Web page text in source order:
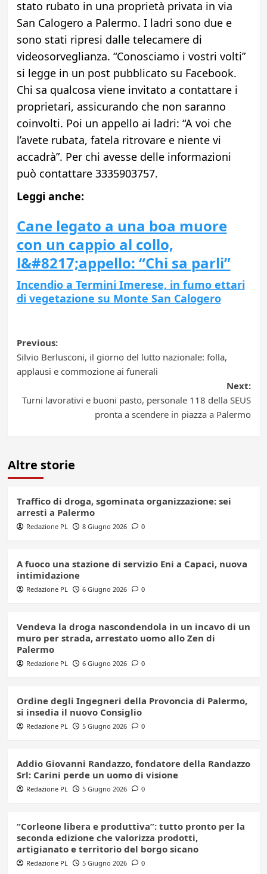
stato rubato in una proprietà privata in via
San Calogero a Palermo. I ladri sono due e
sono stati ripresi dalle telecamere di
videosorveglianza. “Conosciamo i vostri volti”
si legge in un post pubblicato su Facebook.
Chi sa qualcosa viene invitato a contattare i
proprietari, assicurando che non saranno
coinvolti. Poi un appello ai ladri: “A voi che
l’avete rubata, fatela ritrovare e niente vi
accadrà”. Per chi avesse delle informazioni
può contattare 3335903757.
Leggi anche:
Cane legato a una boa muore
con un cappio al collo,
l&#8217;appello: “Chi sa parli”
Incendio a Termini Imerese, in fumo ettari
di vegetazione su Monte San Calogero
Post
navigation
Previous:
Silvio Berlusconi, il giorno del lutto nazionale: folla,
applausi e commozione ai funerali
Next:
Turni lavorativi e buoni pasto, personale 118 della SEUS
pronta a scendere in piazza a Palermo
Altre storie
Traffico di droga, sgominata organizzazione: sei
arresti a Palermo
Redazione PL 8 Giugno 2026 0
A fuoco una stazione di servizio Eni a Capaci, nuova
intimidazione
Redazione PL 6 Giugno 2026 0
Vendeva la droga nascondendola in un incavo di un
muro per strada, arrestato uomo allo Zen di
Palermo
Redazione PL 6 Giugno 2026 0
Ordine degli Ingegneri della Provoncia di Palermo,
si insedia il nuovo Consiglio
Redazione PL 5 Giugno 2026 0
Addio Giovanni Randazzo, fondatore della Randazzo
Srl: Carini perde un uomo di visione
Redazione PL 5 Giugno 2026 0
“Corleone libera e produttiva”: tutto pronto per la
seconda edizione che valorizza prodotti,
artigianato e territorio del borgo sicano
Redazione PL 5 Giugno 2026 0